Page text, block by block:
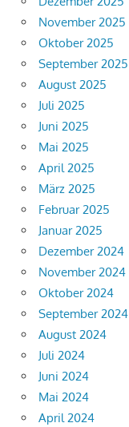
November 2025
Oktober 2025
September 2025
August 2025
Juli 2025
Juni 2025
Mai 2025
April 2025
März 2025
Februar 2025
Januar 2025
Dezember 2024
November 2024
Oktober 2024
September 2024
August 2024
Juli 2024
Juni 2024
Mai 2024
April 2024